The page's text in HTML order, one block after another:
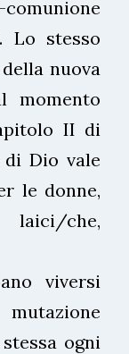
Lo stesso
nuova
momento
II di
Dio vale
le donne,
che,
viversi
ogni